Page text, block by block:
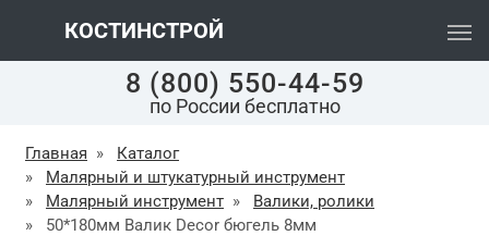
КОСТИНСТРОЙ
8 (800) 550-44-59
по России бесплатно
Главная »
Каталог
»
Малярный и штукатурный инструмент
»
Малярный инструмент »
Валики, ролики
»
50*180мм Валик Decor бюгель 8мм